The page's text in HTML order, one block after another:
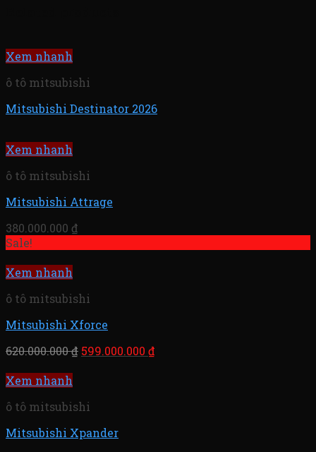
Xem nhanh
ô tô mitsubishi
Mitsubishi Destinator 2026
Xem nhanh
ô tô mitsubishi
Mitsubishi Attrage
380.000.000 ₫
Sale!
Xem nhanh
ô tô mitsubishi
Mitsubishi Xforce
620.000.000₫ 599.000.000 ₫
Xem nhanh
ô tô mitsubishi
Mitsubishi Xpander